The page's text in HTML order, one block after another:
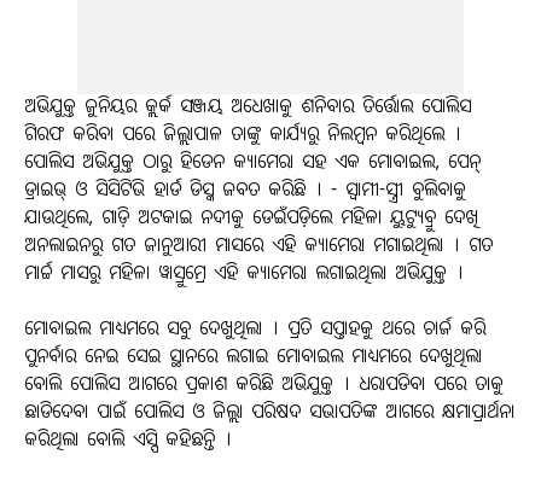
ଅଭିଯୁକ୍ତ ଜୁନିୟର କ୍ଲର୍କ ସଞ୍ଜୟ ଅଧେଖାକୁ ଶନିବାର ତିର୍ତ୍ତୋଲ ପୋଲିସ
ଗିରଫ କରିବା ପରେ ଜିଲ୍ଲାପାଳ ତାଙ୍କୁ କାର୍ଯ୍ୟରୁ ନିଲମ୍ବନ କରିଥିଲେ ।
ପୋଲିସ ଅଭିଯୁକ୍ତ ଠାରୁ ହିଡେନ କ୍ୟାମେରା ସହ ଏକ ମୋବାଇଲ, ପେନ୍
ଡ୍ରାଇଭ୍ ଓ ସିସିଟିଭି ହାର୍ଡ ଡିସ୍କ ଜବତ କରିଛି । - ସ୍ବାମୀ-ସ୍ତ୍ରୀ ବୁଲିବାକୁ
ଯାଉଥିଲେ, ଗାଡ଼ି ଅଟକାଇ ନଦୀକୁ ଡେଇଁପଡ଼ିଲେ ମହିଳା ୟୁଟ୍ୟୁବ୍ରୁ ଦେଖି
ଅନଲାଇନରୁ ଗତ ଜାନୁଆରୀ ମାସରେ ଏହି କ୍ୟାମେରା ମଗାଇଥିଲା । ଗତ
ମାର୍ଚ୍ଚ ମାସରୁ ମହିଳା ୱାସ୍ରୁମ୍ରେ ଏହି କ୍ୟାମେରା ଲଗାଇଥିଲା ଅଭିଯୁକ୍ତ ।
ମୋବାଇଲ ମାଧ୍ୟମରେ ସବୁ ଦେଖୁଥିଲା । ପ୍ରତି ସପ୍ତାହକୁ ଥରେ ଚାର୍ଜ କରି
ପୁନର୍ବାର ନେଇ ସେଇ ସ୍ଥାନରେ ଲଗାଇ ମୋବାଇଲ ମାଧ୍ୟମରେ ଦେଖୁଥିଲା
ବୋଲି ପୋଲିସ ଆଗରେ ପ୍ରକାଶ କରିଛି ଅଭିଯୁକ୍ତ । ଧରାପଡିବା ପରେ ତାକୁ
ଛାଡିଦେବା ପାଇଁ ପୋଲିସ ଓ ଜିଲ୍ଲା ପରିଷଦ ସଭାପତିଙ୍କ ଆଗରେ କ୍ଷମାପ୍ରାର୍ଥନା
କରିଥିଲା ବୋଲି ଏସ୍ପି କହିଛନ୍ତି ।